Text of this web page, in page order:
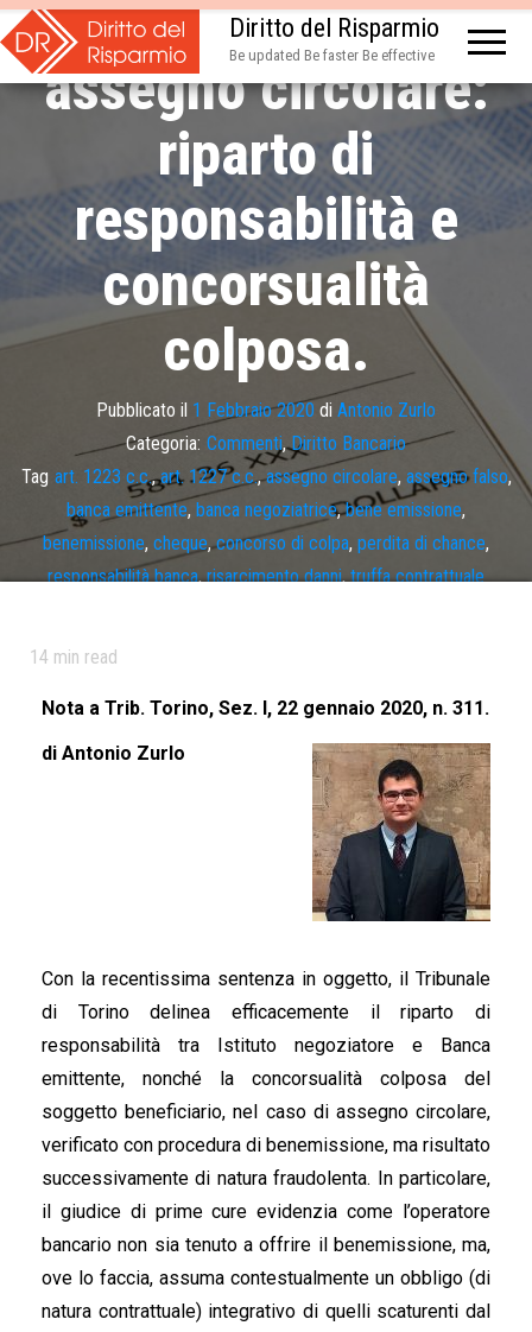
Diritto del Risparmio
Be updated Be faster Be effective
Benemissione su
assegno circolare:
riparto di
responsabilità e
concorsualità
colposa.
Pubblicato il 1 Febbraio 2020 di Antonio Zurlo
Categoria: Commenti,Diritto Bancario
Tag art. 1223 c.c.,art. 1227 c.c.,assegno circolare, assegno falso,
banca emittente, banca negoziatrice,bene emissione,
benemissione, cheque,concorso di colpa, perdita di chance,
responsabilità banca,risarcimento danni,truffa contrattuale
14 min read
Nota a Trib. Torino, Sez. I, 22 gennaio 2020, n. 311.
di Antonio Zurlo
Con la recentissima sentenza in oggetto, il Tribunale
di Torino delinea efficacemente il riparto di
responsabilità tra Istituto negoziatore e Banca
emittente, nonché la concorsualità colposa del
soggetto beneficiario, nel caso di assegno circolare,
verificato con procedura di benemissione, ma risultato
successivamente di natura fraudolenta. In particolare,
il giudice di prime cure evidenzia come l’operatore
bancario non sia tenuto a offrire il benemissione, ma,
ove lo faccia, assuma contestualmente un obbligo (di
natura contrattuale) integrativo di quelli scaturenti dal